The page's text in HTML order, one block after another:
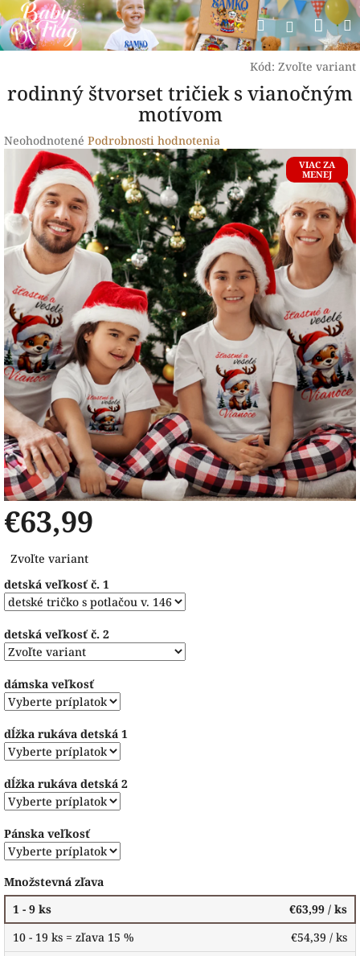
Prejsť
na
obsah
Hľadať
Kód: Zvoľte variant
rodinný štvorset tričiek s vianočným
motívom
Priemerné
hodnotenie
produktu
0,0
5
hviezdičiek.
Neohodnotené Podrobnosti hodnotenia
VIAC ZA
MENEJ
€63,99
cena:
Zvoľte variant
detská veľkosť č. 1
detská veľkosť č. 2
dámska veľkosť
dĺžka rukáva detská 1
dĺžka rukáva detská 2
Pánska veľkosť
Množstevná zľava
1 - 9 ks
€63,99 / ks
10 - 19 ks = zľava 15 %
€54,39 / ks